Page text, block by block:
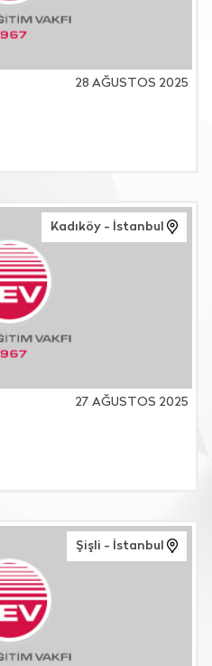
28 AĞUSTOS 2025
Kadıköy - İstanbul
27 AĞUSTOS 2025
Şişli - İstanbul